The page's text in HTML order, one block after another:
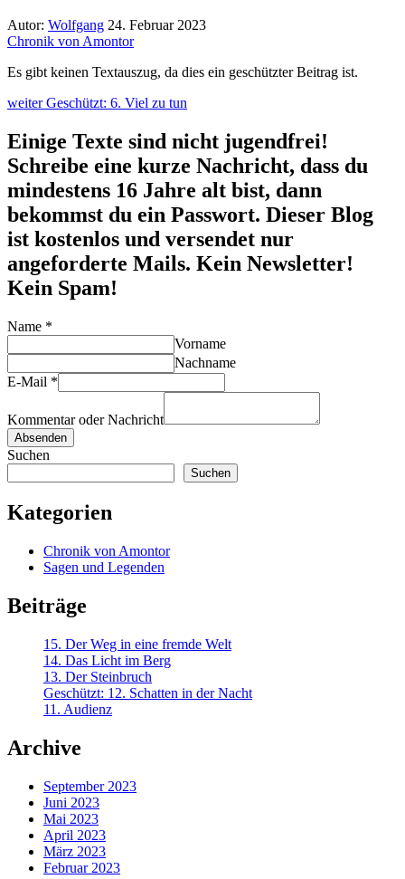
Autor: Wolfgang 24. Februar 2023
Chronik von Amontor
Es gibt keinen Textauszug, da dies ein geschützter Beitrag ist.
weiterGeschützt: 6. Viel zu tun
Einige Texte sind nicht jugendfrei!
Schreibe eine kurze Nachricht, dass du
mindestens 16 Jahre alt bist, dann
bekommst du ein Passwort. Dieser Blog
ist kostenlos und versendet nur
angeforderte Mails. Kein Newsletter!
Kein Spam!
Name *
Vorname
Nachname
E-Mail *
Kommentar oder Nachricht
Absenden
Suchen
Suchen
Kategorien
Chronik von Amontor
Sagen und Legenden
Beiträge
15. Der Weg in eine fremde Welt
14. Das Licht im Berg
13. Der Steinbruch
Geschützt: 12. Schatten in der Nacht
11. Audienz
Archive
September 2023
Juni 2023
Mai 2023
April 2023
März 2023
Februar 2023